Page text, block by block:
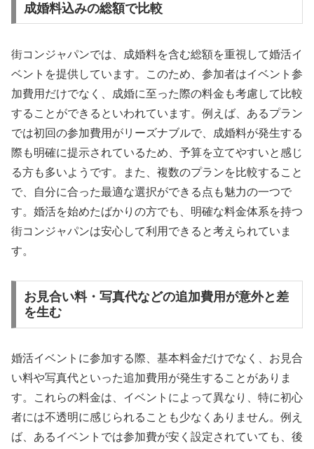
成婚料込みの総額で比較
街コンジャパンでは、成婚料を含む総額を重視して婚活イ
ベントを提供しています。このため、参加者はイベント参
加費用だけでなく、成婚に至った際の料金も考慮して比較
することができるといわれています。例えば、あるプラン
では初回の参加費用がリーズナブルで、成婚料が発生する
際も明確に提示されているため、予算を立てやすいと感じ
る方も多いようです。また、複数のプランを比較すること
で、自分に合った最適な選択ができる点も魅力の一つで
す。婚活を始めたばかりの方でも、明確な料金体系を持つ
街コンジャパンは安心して利用できると考えられていま
す。
お見合い料・写真代などの追加費用が意外と差
を生む
婚活イベントに参加する際、基本料金だけでなく、お見合
い料や写真代といった追加費用が発生することがありま
す。これらの料金は、イベントによって異なり、特に初心
者には不透明に感じられることも少なくありません。例え
ば、あるイベントでは参加費が安く設定されていても、後